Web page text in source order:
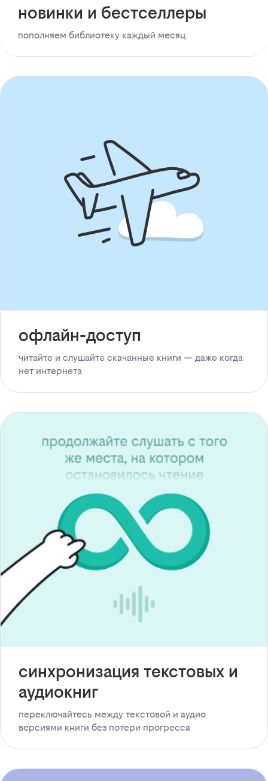
новинки и бестселлеры
пополняем библиотеку каждый месяц
офлайн-доступ
читайте и слушайте скачанные книги — даже когда
нет интернета
синхронизация текстовых и
аудиокниг
переключайтесь между текстовой и аудио
версиями книги без потери прогресса